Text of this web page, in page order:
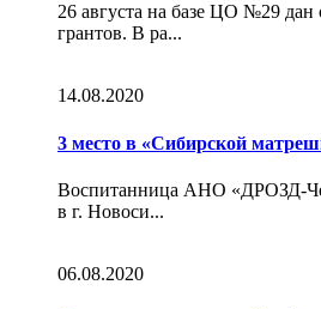
26 августа на базе ЦО №29
грантов. В ра...
14.08.2020
3 место в «Сибирской
Воспитанница АНО «ДРОЗД-
в г. Новоси...
06.08.2020